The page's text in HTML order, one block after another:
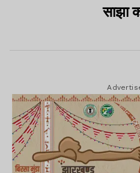
साझा